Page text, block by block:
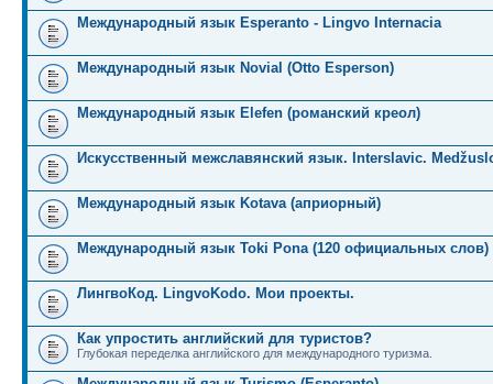
Международный язык Esperanto - Lingvo Internacia
Международный язык Novial (Otto Esperson)
Международный язык Elefen (романский креол)
Искусственный межславянский язык. Interslavic.
Международный язык Kotava (априорный)
Международный язык Toki Pona (120 официальных слов)
ЛингвоКод. LingvoKodo. Мои проекты.
Как упростить английский для туристов?
Глубокая переделка английского для международного туризма.